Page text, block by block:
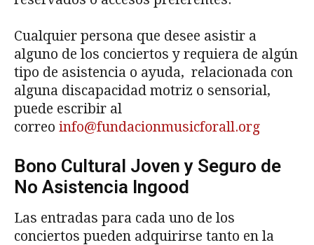
Cualquier persona que desee asistir a
alguno de los conciertos y requiera de algún
tipo de asistencia o ayuda, relacionada con
alguna discapacidad motriz o sensorial,
puede escribir al
correo info@fundacionmusicforall.org
Bono Cultural Joven y Seguro de
No Asistencia Ingood
Las entradas para cada uno de los
conciertos pueden adquirirse tanto en la